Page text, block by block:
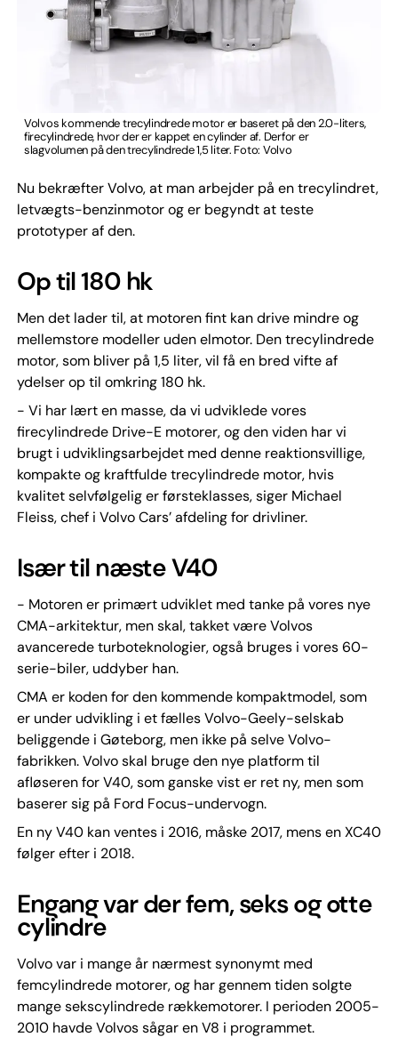
Volvos kommende trecylindrede motor er baseret på den 2.0-liters,
firecylindrede, hvor der er kappet en cylinder af. Derfor er
slagvolumen på den trecylindrede 1,5 liter. Foto: Volvo
Nu bekræfter Volvo, at man arbejder på en trecylindret,
letvægts-benzinmotor og er begyndt at teste
prototyper af den.
Op til 180 hk
Men det lader til, at motoren fint kan drive mindre og
mellemstore modeller uden elmotor. Den trecylindrede
motor, som bliver på 1,5 liter, vil få en bred vifte af
ydelser op til omkring 180 hk.
- Vi har lært en masse, da vi udviklede vores
firecylindrede Drive-E motorer, og den viden har vi
brugt i udviklingsarbejdet med denne reaktionsvillige,
kompakte og kraftfulde trecylindrede motor, hvis
kvalitet selvfølgelig er førsteklasses, siger Michael
Fleiss, chef i Volvo Cars’ afdeling for drivliner.
Især til næste V40
- Motoren er primært udviklet med tanke på vores nye
CMA-arkitektur, men skal, takket være Volvos
avancerede turboteknologier, også bruges i vores 60-
serie-biler, uddyber han.
CMA er koden for den kommende kompaktmodel, som
er under udvikling i et fælles Volvo-Geely-selskab
beliggende i Gøteborg, men ikke på selve Volvo-
fabrikken. Volvo skal bruge den nye platform til
afløseren for V40, som ganske vist er ret ny, men som
baserer sig på Ford Focus-undervogn.
En ny V40 kan ventes i 2016, måske 2017, mens en XC40
følger efter i 2018.
Engang var der fem, seks og otte
cylindre
Volvo var i mange år nærmest synonymt med
femcylindrede motorer, og har gennem tiden solgte
mange sekscylindrede rækkemotorer. I perioden 2005-
2010 havde Volvos sågar en V8 i programmet.